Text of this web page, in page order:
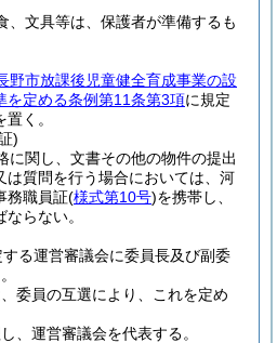
、文具等は、保護者が準備するも
野市放課後児童健全育成事業の設
を定める条例第11条第3項に規定
く。
)
に関し、文書その他の物件の提出
は質問を行う場合においては、河
務職員証(様式第10号)を携帯し、
らない。
する運営審議会に委員長及び副委
委員の互選により、これを定め
、運営審議会を代表する。